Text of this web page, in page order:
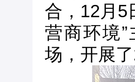
合，12月5
营商环境
场，开展